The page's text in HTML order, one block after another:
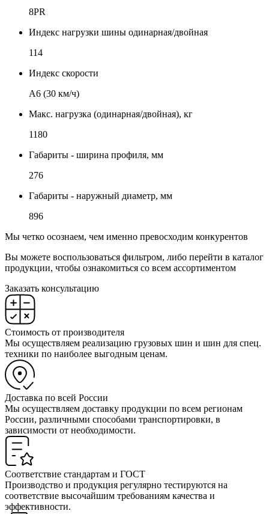
8PR
Индекс нагрузки шины одинарная/двойная
114
Индекс скорости
А6 (30 км/ч)
Макс. нагрузка (одинарная/двойная), кг
1180
Габариты - ширина профиля, мм
276
Габариты - наружный диаметр, мм
896
Мы четко осознаем, чем именно превосходим конкурентов
Вы можете воспользоваться фильтром, либо перейти в каталог
продукции, чтобы ознакомиться со всем ассортиментом
Заказать консультацию
Стоимость от производителя
Мы осуществляем реализацию грузовых шин и шин для спец.
техники по наиболее выгодным ценам.
Доставка по всей России
Мы осуществляем доставку продукции по всем регионам
России, различными способами транспортировки, в
зависимости от необходимости.
Соответствие стандартам и ГОСТ
Производство и продукция регулярно тестируются на
соответствие высочайшим требованиям качества и
эффективности.